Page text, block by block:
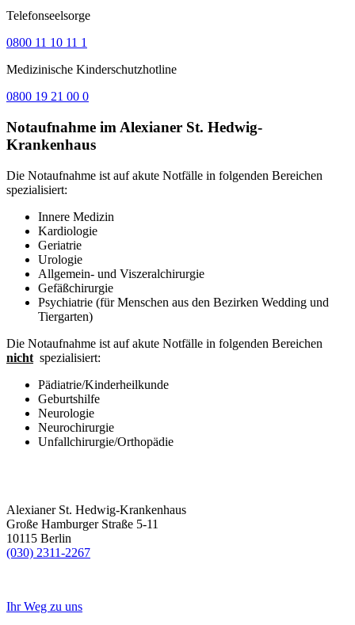
Telefonseelsorge
0800 11 10 11 1
Medizinische Kinderschutzhotline
0800 19 21 00 0
Notaufnahme im Alexianer St. Hedwig-
Krankenhaus
Die Notaufnahme ist auf akute Notfälle in folgenden Bereichen
spezialisiert:
Innere Medizin
Kardiologie
Geriatrie
Urologie
Allgemein- und Viszeralchirurgie
Gefäßchirurgie
Psychiatrie (für Menschen aus den Bezirken Wedding und
Tiergarten)
Die Notaufnahme ist auf akute Notfälle in folgenden Bereichen
nicht spezialisiert:
Pädiatrie/Kinderheilkunde
Geburtshilfe
Neurologie
Neurochirurgie
Unfallchirurgie/Orthopädie
Alexianer St. Hedwig-Krankenhaus
Große Hamburger Straße 5-11
10115 Berlin
(030) 2311-2267
Ihr Weg zu uns